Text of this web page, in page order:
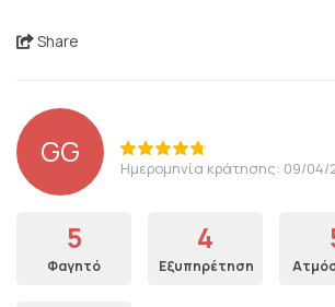
Share
GG Ημερομηνία κράτησης: 09/04/
5
Φαγητό
4
Εξυπηρέτηση